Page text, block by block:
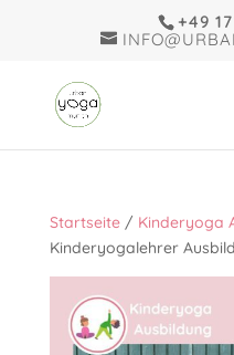
+49
Startseite/ Kinderyoga
Kinderyogalehrer